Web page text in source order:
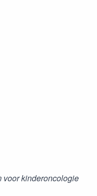
voor kinderoncologie